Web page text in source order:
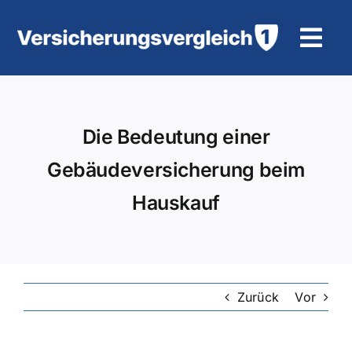
Inhalt
KFZ-VersicherungDie Bedeutung einer
Gebäudeversicherung beim
Hauskauf
Zurück Vor